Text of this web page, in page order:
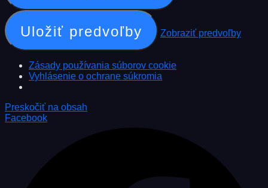
Uložiť predvoľby Zobraziť predvoľby
Zásady používania súborov cookie
Vyhlásenie o ochrane súkromia
Preskočiť na obsah
Facebook